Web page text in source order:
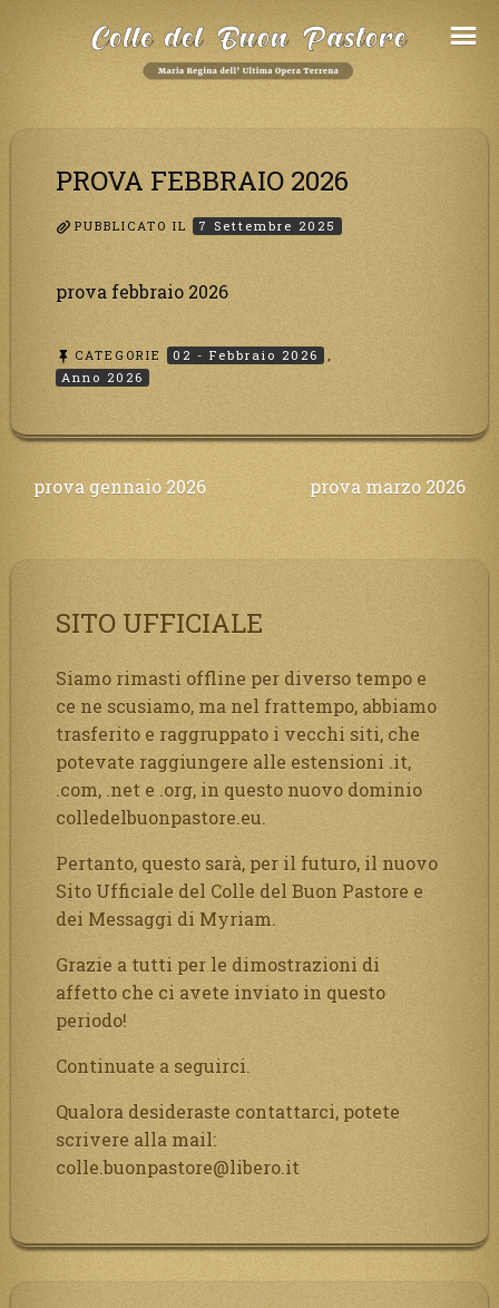
PROVA FEBBRAIO 2026
PUBBLICATO IL 7 Settembre 2025
prova febbraio 2026
CATEGORIE 02 - Febbraio 2026
,
Anno 2026
Navigazione
prova gennaio 2026 prova marzo 2026
SITO UFFICIALE
Siamo rimasti offline per diverso tempo e
ce ne scusiamo, ma nel frattempo, abbiamo
trasferito e raggruppato i vecchi siti, che
potevate raggiungere alle estensioni .it,
.com, .net e .org, in questo nuovo dominio
colledelbuonpastore.eu.
Pertanto, questo sarà, per il futuro, il nuovo
Sito Ufficiale del Colle del Buon Pastore e
dei Messaggi di Myriam.
Grazie a tutti per le dimostrazioni di
affetto che ci avete inviato in questo
periodo!
Continuate a seguirci.
Qualora desideraste contattarci, potete
scrivere alla mail:
colle.buonpastore@libero.it